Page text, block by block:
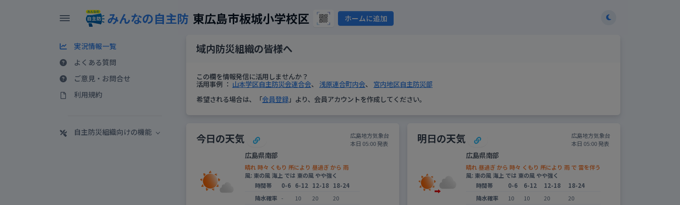
みんなの自主防 東広島市板城小学校区 ホームに追加
実況情報一覧
よくある質問
ご意見・お問合せ
利用規約
自主防災組織向けの機能
域内防災組織の皆様へ
この欄を情報発信に活用しませんか？
活用事例 ： 山本学区自主防災会連合会、 浅原連合町内会、 宮内地区自主防災部
希望される場合は、「会員登録」より、会員アカウントを作成してください。
今日の天気
広島地方気象台
本日 05:00 発表
広島県南部
晴れ 時々 くもり 所により 昼過ぎ から 雨
風: 東の風 海上 では 東の風 やや強く
時間帯
0-6 6-12 12-18 18-24
降水確率 - 10 20 20
明日の天気
広島地方気象台
本日 05:00 発表
広島県南部
晴れ 昼過ぎ から 時々 くもり 所により 雨 で 雷を伴う
風: 東の風 海上 では 東の風 やや強く
時間帯
0-6 6-12 12-18
18-24
降水確率
10 10 20 20